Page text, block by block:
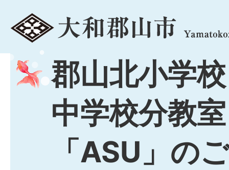
menu
郡山北小学
中学校分教室
「ASU」の